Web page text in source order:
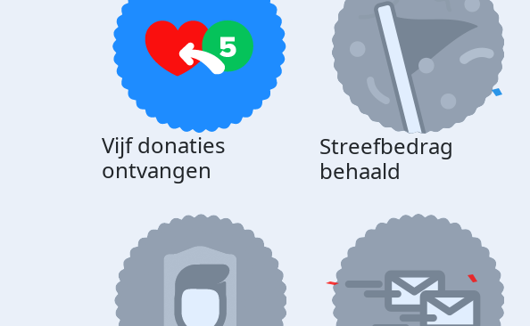
Vijf donaties
ontvangen
Streefbedrag
behaald